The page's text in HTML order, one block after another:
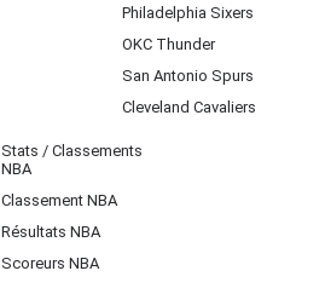
Philadelphia Sixers
OKC Thunder
San Antonio Spurs
Cleveland Cavaliers
Stats / Classements
NBA
Classement NBA
Résultats NBA
Scoreurs NBA